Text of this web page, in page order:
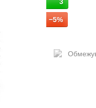
−5%